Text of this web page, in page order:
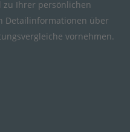
zu Ihrer persönlichen
Detailinformationen über
vornehmen.